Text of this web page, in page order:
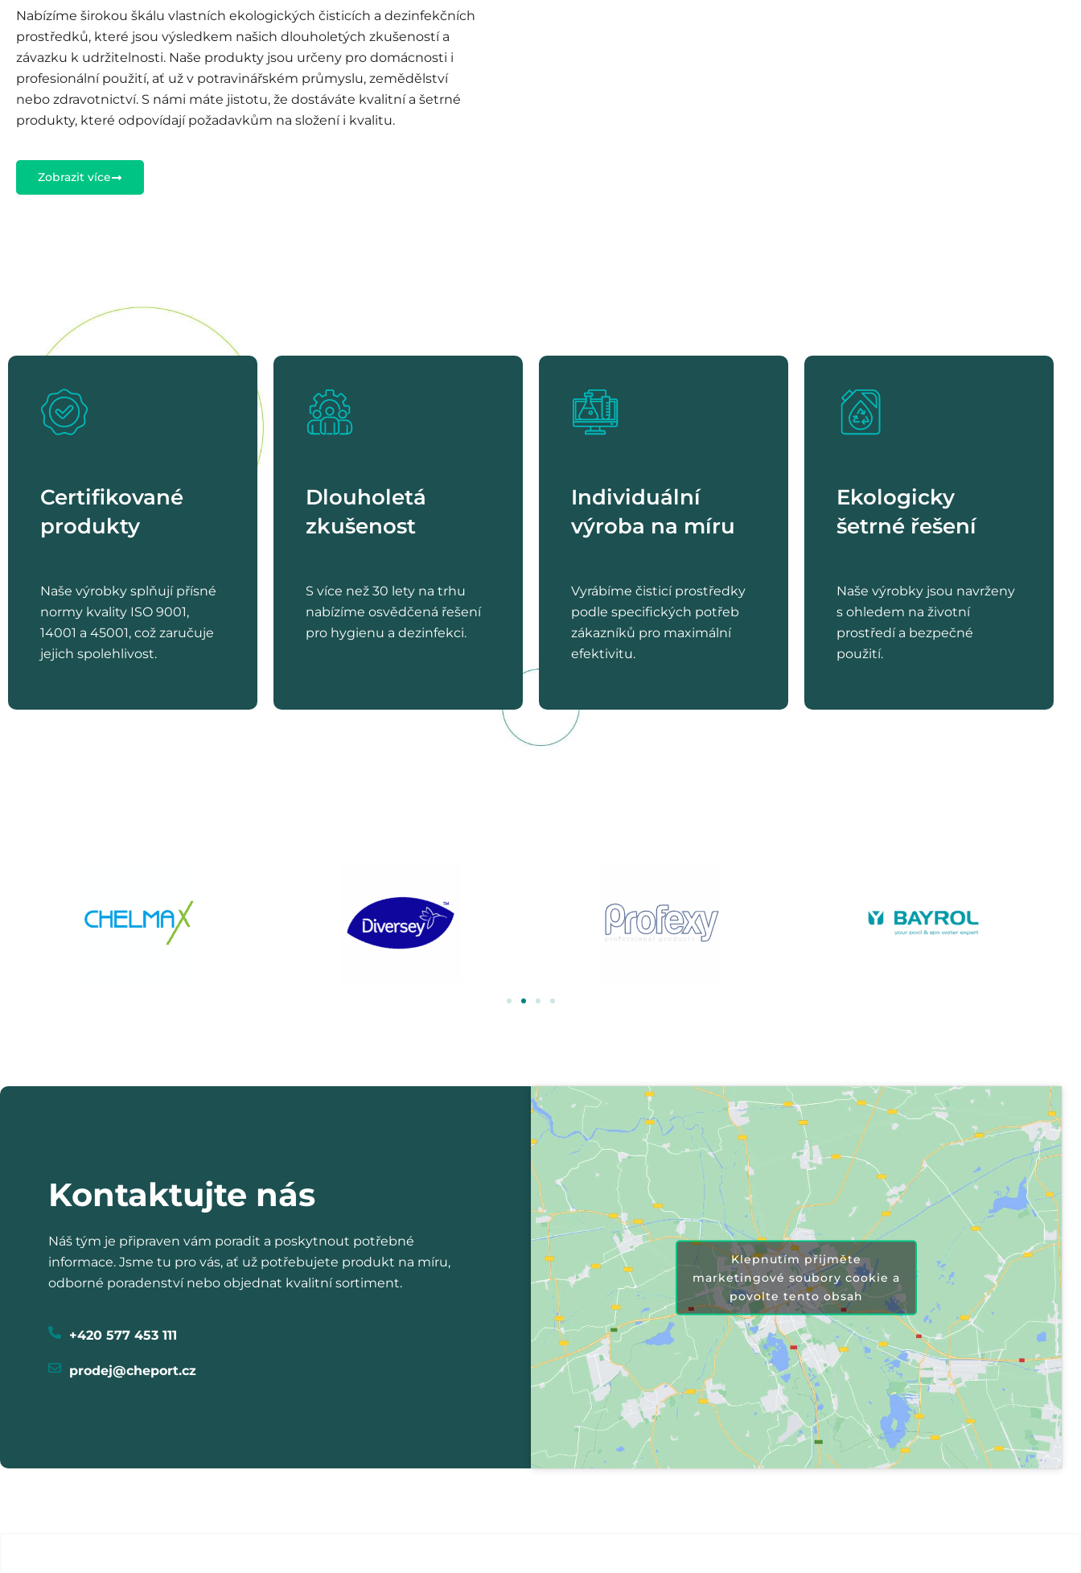
Nabízíme širokou škálu vlastních ekologických čisticích a dezinfekčních
prostředků, které jsou výsledkem našich dlouholetých zkušeností a
závazku k udržitelnosti. Naše produkty jsou určeny pro domácnosti i
profesionální použití, ať už v potravinářském průmyslu, zemědělství
nebo zdravotnictví. S námi máte jistotu, že dostáváte kvalitní a šetrné
produkty, které odpovídají požadavkům na složení i kvalitu.
Zobrazit více
Certifikované
produkty
Naše výrobky splňují přísné
normy kvality ISO 9001,
14001 a 45001, což zaručuje
jejich spolehlivost.
Dlouholetá
zkušenost
S více než 30 lety na trhu
nabízíme osvědčená řešení
pro hygienu a dezinfekci.
Individuální
výroba na míru
Vyrábíme čisticí prostředky
podle specifických potřeb
zákazníků pro maximální
efektivitu.
Ekologicky
šetrné řešení
Naše výrobky jsou navrženy
s ohledem na životní
prostředí a bezpečné
použití.
Kontaktujte nás
Náš tým je připraven vám poradit a poskytnout potřebné
informace. Jsme tu pro vás, ať už potřebujete produkt na míru,
odborné poradenství nebo objednat kvalitní sortiment.
+420 577 453 111
prodej@cheport.cz
Klepnutím přijměte
marketingové soubory cookie a
povolte tento obsah